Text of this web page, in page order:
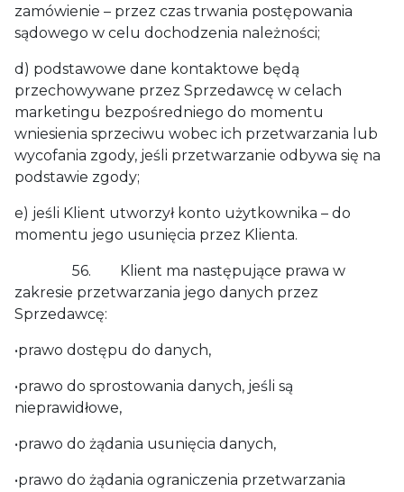
zamówienie – przez czas trwania postępowania
sądowego w celu dochodzenia należności;
d) podstawowe dane kontaktowe będą
przechowywane przez Sprzedawcę w celach
marketingu bezpośredniego do momentu
wniesienia sprzeciwu wobec ich przetwarzania lub
wycofania zgody, jeśli przetwarzanie odbywa się na
podstawie zgody;
e) jeśli Klient utworzył konto użytkownika – do
momentu jego usunięcia przez Klienta.
56. Klient ma następujące prawa w
zakresie przetwarzania jego danych przez
Sprzedawcę:
•prawo dostępu do danych,
•prawo do sprostowania danych, jeśli są
nieprawidłowe,
•prawo do żądania usunięcia danych,
•prawo do żądania ograniczenia przetwarzania